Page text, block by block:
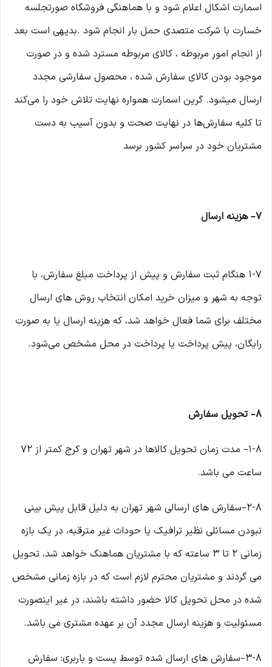
اسمارت اشکال اعلام شود و با هماهنگی فروشگاه صورتجلسه
خسارت با شرکت متصدی حمل بار انجام شود .بدیهی است بعد
از انجام امور مربوطه ، کالای مربوطه مسترد شده و در صورت
موجود بودن کالای سفارش شده ، محصول سفارشی مجدد
ارسال میشود. گرین اسمارت همواره نهایت تلاش خود را می‏‌کند
تا کلیه سفارش‏‌ها در نهایت صحت و بدون آسیب به دست
مشتریان خود در سراسر کشور برسد
۷– هزینه ارسال
۱-۷ هنگام ثبت سفارش و پیش از پرداخت مبلغ سفارش، با
توجه به شهر و میزان خرید امکان انتخاب روش های ارسال
مختلف برای شما فعال خواهد شد، که هزینه ارسال یا به صورت
رایگان، پیش پرداخت یا پرداخت در محل مشخص می‌شود.
۸– تحویل سفارش
۱-۸– مدت زمان تحویل کالاها در شهر تهران و کرج کمتر از 72
ساعت می باشد.
۲-۸–سفارش های ارسالی شهر تهران به دلیل قابل پیش بینی
نبودن مسائلی نظیر ترافیک یا حوداث غیر مترقبه، در یک بازه
زمانی ۲ تا ۳ ساعته که با مشتریان هماهنگ خواهد شد، تحویل
می گردند و مشتریان محترم لازم است که در بازه زمانی مشخص
شده در محل تحویل کالا حضور داشته باشند، در غیر اینصورت
مسئولیت و هزینه ارسال مجدد آن بر عهده مشتری می باشد.
۳-۸–سفارش های ارسال شده توسط پست و باربری: سفارش